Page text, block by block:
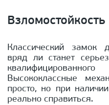
Взломостойкость
Классический
вряд ли станет
Высококлассные
просто, но при
реально справиться.